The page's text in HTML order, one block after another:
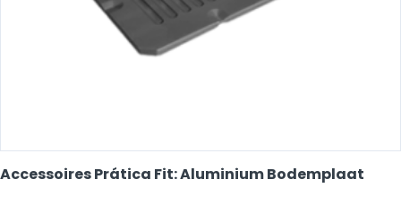
Accessoires Prática Fit: Aluminium Bodemplaat